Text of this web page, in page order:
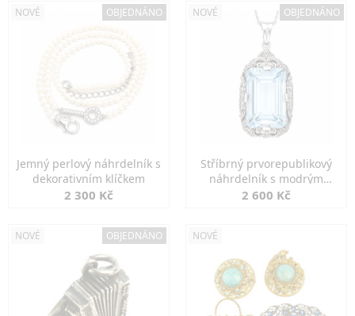
NOVÉ OBJEDNÁNO
Jemný perlový náhrdelník s
dekorativním klíčkem
2 300 Kč
NOVÉ OBJEDNÁNO
Stříbrný prvorepublikový
náhrdelník s modrým
spinelem
2 600 Kč
NOVÉ OBJEDNÁNO NOVÉ